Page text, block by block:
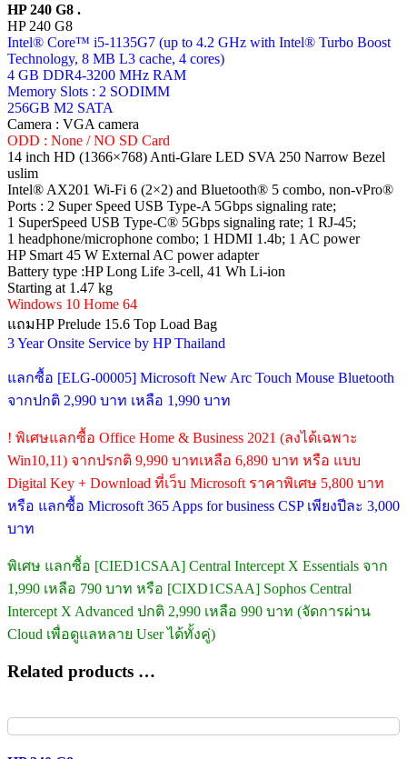
HP 240 G8 .
HP 240 G8
Intel® Core™ i5-1135G7 (up to 4.2 GHz with Intel® Turbo Boost
Technology, 8 MB L3 cache, 4 cores)
4 GB DDR4-3200 MHz RAM
Memory Slots : 2 SODIMM
256GB M2 SATA
Camera : VGA camera
ODD : None / NO SD Card
14 inch HD (1366×768) Anti-Glare LED SVA 250 Narrow Bezel
uslim
Intel® AX201 Wi-Fi 6 (2×2) and Bluetooth® 5 combo, non-vPro®
Ports : 2 Super Speed USB Type-A 5Gbps signaling rate;
1 SuperSpeed USB Type-C® 5Gbps signaling rate; 1 RJ-45;
1 headphone/microphone combo; 1 HDMI 1.4b; 1 AC power
HP Smart 45 W External AC power adapter
Battery type :HP Long Life 3-cell, 41 Wh Li-ion
Starting at 1.47 kg
Windows 10 Home 64
แถมHP Prelude 15.6 Top Load Bag
3 Year Onsite Service by HP Thailand
แลกซื้อ [ELG-00005] Microsoft New Arc Touch Mouse Bluetooth
จากปกติ 2,990 บาท เหลือ 1,990 บาท
! พิเศษแลกซื้อ Office Home & Business 2021 (ลงได้เฉพาะ
Win10,11) จากปรกติ 9,990 บาทเหลือ 6,890 บาท หรือ แบบ
Digital Key + Download ที่เว็บ Microsoft ราคาพิเศษ 5,800 บาท
หรือ แลกซื้อ Microsoft 365 Apps for business CSP เพียงปีละ 3,000
บาท
พิเศษ แลกซื้อ [CIED1CSAA] Central Intercept X Essentials จาก
1,990 เหลือ 790 บาท หรือ [CIXD1CSAA] Sophos Central
Intercept X Advanced ปกติ 2,990 เหลือ 990 บาท (จัดการผ่าน
Cloud เพื่อดูแลหลาย User ได้ทั้งคู่)
Related products …